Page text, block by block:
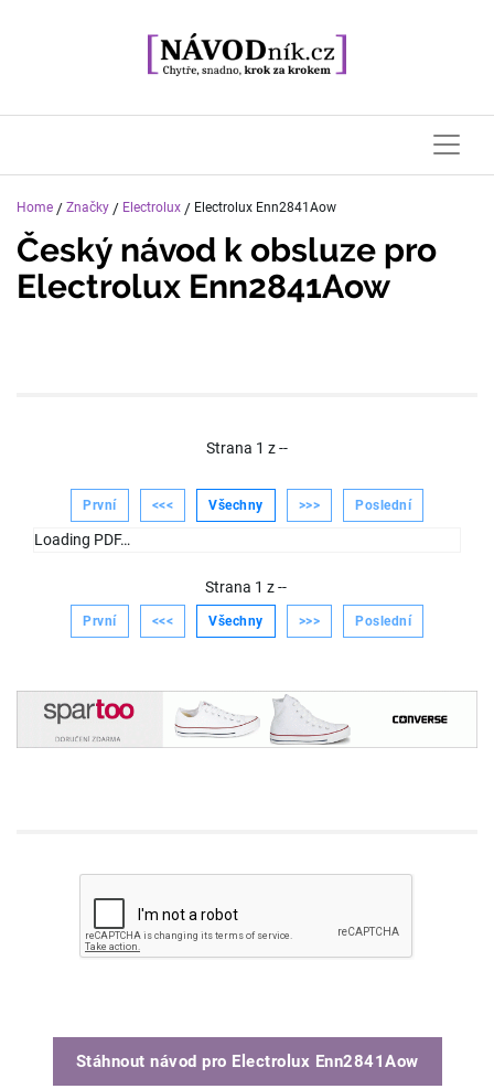
Home / Značky / Electrolux / Electrolux Enn2841Aow
Český návod k obsluze pro
Electrolux Enn2841Aow
Strana 1 z--
První <<< Všechny >>> Poslední
Loading PDF…
Strana 1 z--
První <<< Všechny >>> Poslední
Stáhnout návod pro Electrolux Enn2841Aow